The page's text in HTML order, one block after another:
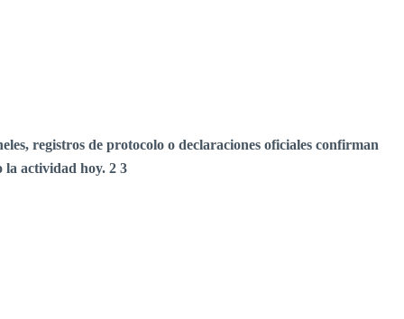
registros de protocolo o declaraciones oficiales confirman
la actividad hoy. 2 3